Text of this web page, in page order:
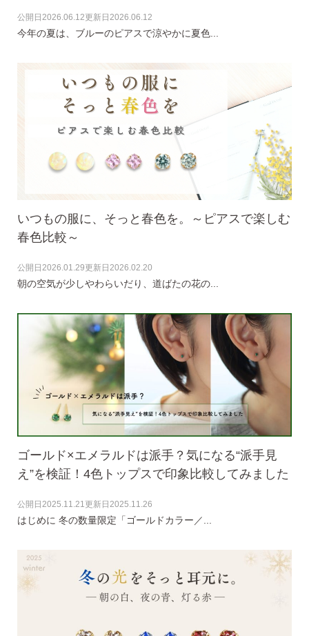
#アイスカラー
スタッドピアス
揺れるスタッドピアス
揺れるフックピアス
バックキャッチ
ピアスチャーム
無くした時の片耳ピアス
公開日 2026.06.12更新日 2026.06.12
今年の夏は、ブルーのピアスで涼やかに夏色...
いつもの服に、そっと春色を。～ピアスで楽しむ
春色比較～
公開日 2026.01.29更新日 2026.02.20
朝の空気が少しやわらいだり、道ばたの花の...
ゴールド×エメラルドは派手？気になる“派手見
え”を検証！4色トップスで印象比較してみました
公開日 2025.11.21更新日 2025.11.26
はじめに 冬の数量限定「ゴールドカラー／...